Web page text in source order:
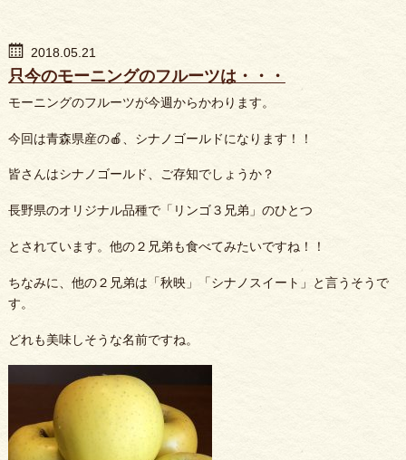
2018.05.21
只今のモーニングのフルーツは・・・
モーニングのフルーツが今週からかわります。
今回は青森県産の🍎、シナノゴールドになります！！
皆さんはシナノゴールド、ご存知でしょうか？
長野県のオリジナル品種で「リンゴ３兄弟」のひとつ
とされています。他の２兄弟も食べてみたいですね！！
ちなみに、他の２兄弟は「秋映」「シナノスイート」と言うそうで
す。
どれも美味しそうな名前ですね。